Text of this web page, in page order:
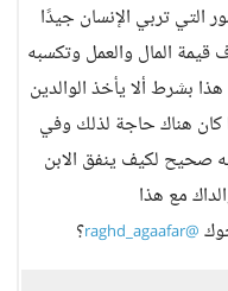
التي تربي الإنسان جيدًا
المال والعمل وتكسبه
بشرط ألا يأخذ الوالدين
كان هناك حاجة لذلك وفي
صحيح لكيف ينفق الابن
مع هذا
@raghd_agaafar ؟